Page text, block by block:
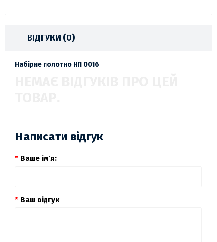
ВІДГУКИ (0)
Набірне полотно НП 0016
Написати відгук
Ваше ім’я:
Ваш відгук